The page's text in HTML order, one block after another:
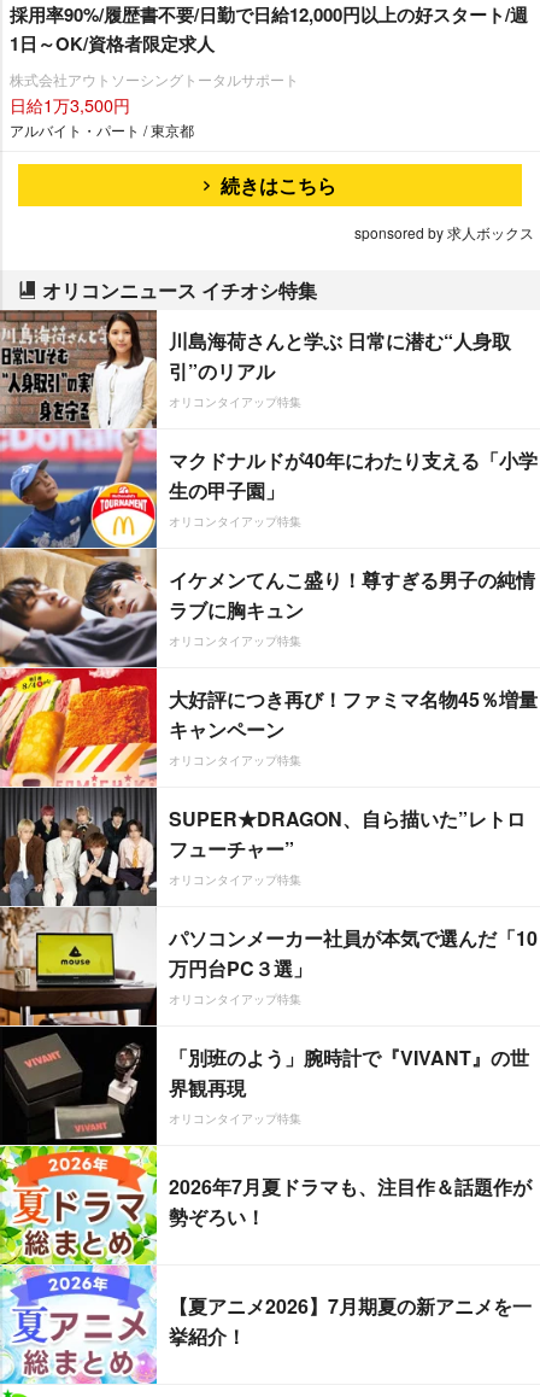
採用率90%/履歴書不要/日勤で日給12,000円以上の好スタート/週
1日～OK/資格者限定求人
株式会社アウトソーシングトータルサポート
日給1万3,500円
アルバイト・パート / 東京都
続きはこちら
sponsored by 求人ボックス
オリコンニュース イチオシ特集
川島海荷さんと学ぶ 日常に潜む“人身取
引”のリアル
オリコンタイアップ特集
マクドナルドが40年にわたり支える「小学
生の甲子園」
オリコンタイアップ特集
イケメンてんこ盛り！尊すぎる男子の純情
ラブに胸キュン
オリコンタイアップ特集
大好評につき再び！ファミマ名物45％増量
キャンペーン
オリコンタイアップ特集
SUPER★DRAGON、自ら描いた”レトロ
フューチャー”
オリコンタイアップ特集
パソコンメーカー社員が本気で選んだ「10
万円台PC３選」
オリコンタイアップ特集
「別班のよう」腕時計で『VIVANT』の世
界観再現
オリコンタイアップ特集
2026年7月夏ドラマも、注目作＆話題作が
勢ぞろい！
【夏アニメ2026】7月期夏の新アニメを一
挙紹介！